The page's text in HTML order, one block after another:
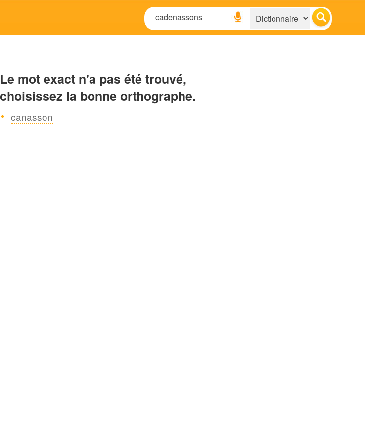
Le mot exact n'a pas été trouvé,
choisissez la bonne orthographe.
canasson